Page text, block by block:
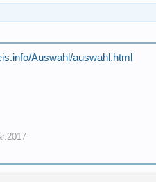
Auswahl/auswahl.html